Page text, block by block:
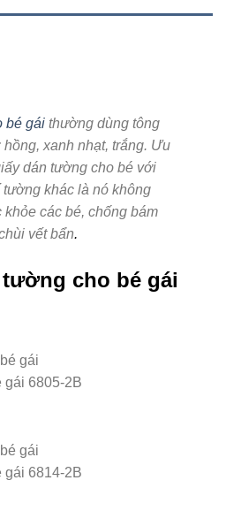
bé gái thường dùng tông
xanh nhạt, trắng. Ưu
dán tường cho bé với
khác là nó không
các bé, chống bám
vết bẩn.
cho bé gái
gái 6805-2B
gái 6814-2B